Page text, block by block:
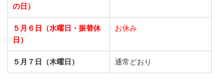
の日）
５月６日（水曜日・振替休
日）
お休み
５月７日（木曜日） 通常どおり